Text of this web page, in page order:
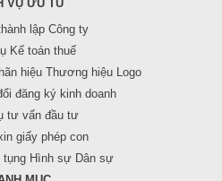
VỤ ƯU TÚ
lập Công ty
Kế toán thuế
hiệu Thương hiệu Logo
đăng ký kinh doanh
tư vấn đầu tư
giấy phép con
tụng Hình sự Dân sự